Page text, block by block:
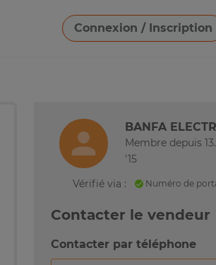
Connexion / Inscription
Télécharger une image
BANFA
Membre depuis
'15
Vérifié via :
Numéro de
Contacter le vendeur
Contacter par téléphone